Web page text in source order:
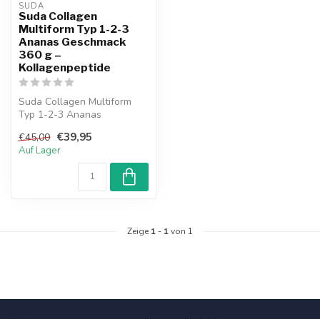
SUDA
Suda Collagen
Multiform Typ 1-2-3
Ananas Geschmack
360 g –
Kollagenpeptide
Suda Collagen Multiform
Typ 1-2-3 Ananas
Nahrungsergänzu...
€45,00 €39,95
Auf Lager
Zeige 1 - 1von 1